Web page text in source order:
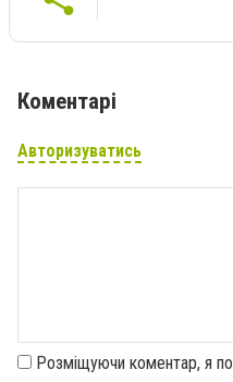
Коментарі
Авторизуватись
Розміщуючи коментар, я